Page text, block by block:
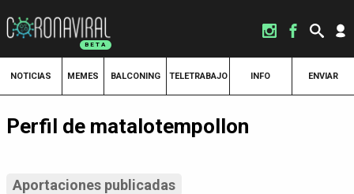
NOTICIAS MEMES BALCONING TELETRABAJO INFO ENVIAR
Perfil de matalotempollon
Aportaciones publicadas